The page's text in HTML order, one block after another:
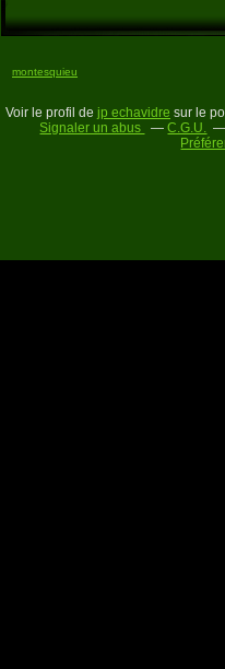
montesquieu
Voir le profil de jp echavidre sur le
Signaler un abus
C.G.U.